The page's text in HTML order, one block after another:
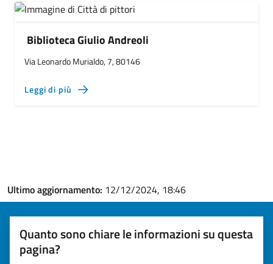
Biblioteca Giulio Andreoli
Via Leonardo Murialdo, 7, 80146
Leggi di più
Ultimo aggiornamento: 12/12/2024, 18:46
Quanto sono chiare le informazioni su questa
pagina?